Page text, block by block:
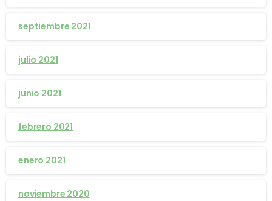
septiembre 2021
julio 2021
junio 2021
febrero 2021
enero 2021
noviembre 2020